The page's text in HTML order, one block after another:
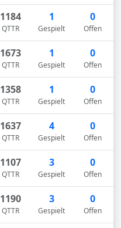
1184
QTTR
1
Gespielt
0
Offen
1673
QTTR
1
Gespielt
0
Offen
1358
QTTR
1
Gespielt
0
Offen
1637
QTTR
4
Gespielt
0
Offen
1107
QTTR
3
Gespielt
0
Offen
1190
QTTR
3
Gespielt
0
Offen